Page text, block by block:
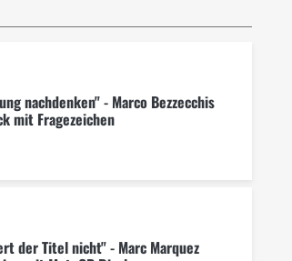
nachdenken" - Marco Bezzecchis
mit Fragezeichen
der Titel nicht" - Marc Marquez